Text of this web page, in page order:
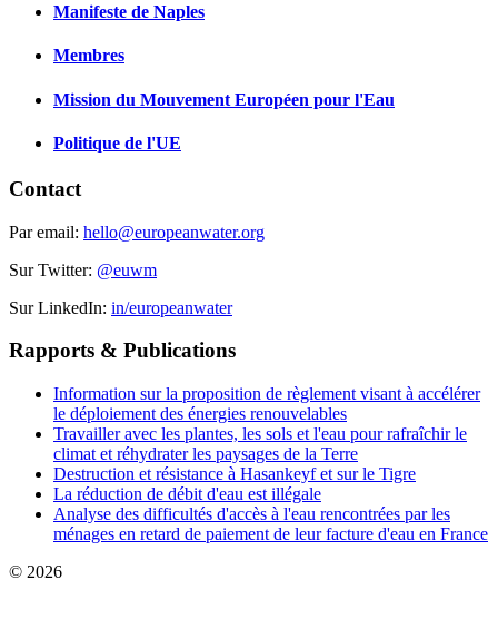
Manifeste de Naples
Membres
Mission du Mouvement Européen pour l'Eau
Politique de l'UE
Contact
Par email: hello@europeanwater.org
Sur Twitter: @euwm
Sur LinkedIn: in/europeanwater
Rapports & Publications
Information sur la proposition de règlement visant à accélérer
le déploiement des énergies renouvelables
Travailler avec les plantes, les sols et l'eau pour rafraîchir le
climat et réhydrater les paysages de la Terre
Destruction et résistance à Hasankeyf et sur le Tigre
La réduction de débit d'eau est illégale
Analyse des difficultés d'accès à l'eau rencontrées par les
ménages en retard de paiement de leur facture d'eau en France
© 2026